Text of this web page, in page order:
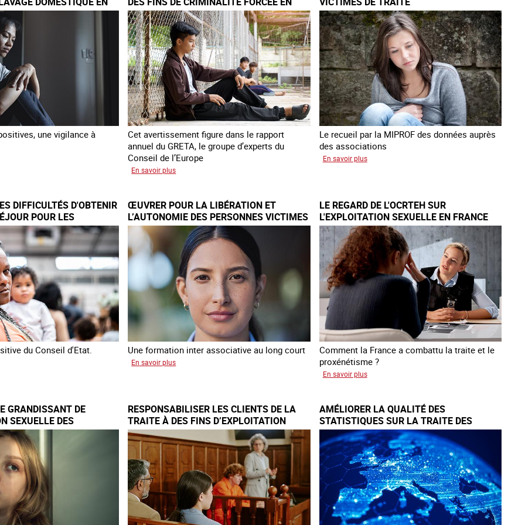
rapport
sur
la
France
de
traite
et
citoyenne
une vigilance à
EUROPE
Cet avertissement figure dans le rapport
annuel du GRETA, le groupe d’experts du
Conseil de l’Europe
En savoir plus
cas
de
traite
des
fins
de
criminalité
forcée
en
Europe
Le recueil par la MIPROF des données auprès
des associations
En savoir plussur
2026
sur
les
victimes
de
traite
DIFFICULTÉS D'OBTENIR
POUR LES
du Conseil d'Etat.
ŒUVRER POUR LA LIBÉRATION ET
L’AUTONOMIE DES PERSONNES VICTIMES
DE TRAITE
Une formation inter associative au long court
En savoir plus
libération
et
l’autonomie
des
victimes
de
traite
LE REGARD DE L'OCRTEH SUR
L'EXPLOITATION SEXUELLE EN FRANCE
EN 2025
Comment la France a combattu la traite et le
proxénétisme ?
En savoir plussur
de
l'OCRTEH
sur
l'exploitation
sexuelle
en
France
en
2025
GRANDISSANT DE
SEXUELLE DES
L’EUROPE
RESPONSABILISER LES CLIENTS DE LA
TRAITE À DES FINS D’EXPLOITATION
SEXUELLE
AMÉLIORER LA QUALITÉ DES
STATISTIQUES SUR LA TRAITE DES
ÊTRES HUMAINS À L’ÉCHELLE
EUROPÉENNE